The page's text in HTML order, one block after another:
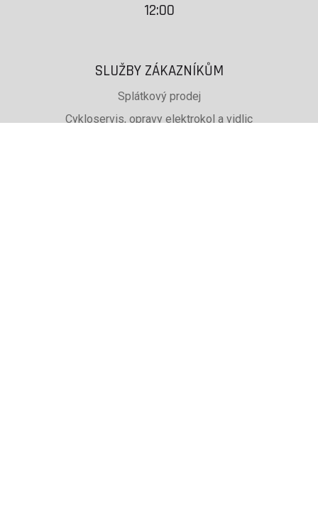
12:00
SLUŽBY ZÁKAZNÍKŮM
Splátkový prodej
Cykloservis, opravy elektrokol a vidlic